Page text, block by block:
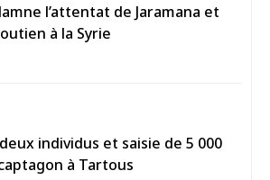
l’attentat de Jaramana et
à la Syrie
individus et saisie de 5 000
à Tartous